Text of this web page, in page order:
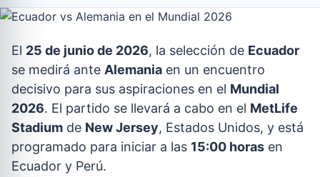
El 25 de junio de 2026, la selección de Ecuador
se medirá ante Alemania en un encuentro
decisivo para sus aspiraciones en el Mundial
2026. El partido se llevará a cabo en el MetLife
Stadium de New Jersey, Estados Unidos, y está
programado para iniciar a las 15:00 horas en
Ecuador y Perú.